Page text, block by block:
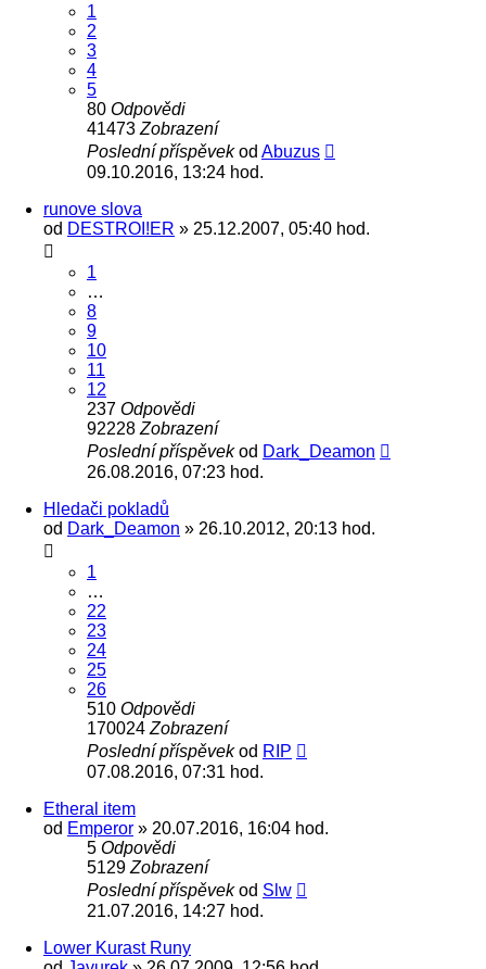
1
2
3
4
5
80 Odpovědi
41473 Zobrazení
Poslední příspěvekod Abuzus
09.10.2016, 13:24 hod.
runove slova
od DESTROI!ER » 25.12.2007, 05:40 hod.
1
…
8
9
10
11
12
237 Odpovědi
92228 Zobrazení
Poslední příspěvekod Dark_Deamon
26.08.2016, 07:23 hod.
Hledači pokladů
od Dark_Deamon » 26.10.2012, 20:13 hod.
1
…
22
23
24
25
26
510 Odpovědi
170024 Zobrazení
Poslední příspěvekod RIP
07.08.2016, 07:31 hod.
Etheral item
od Emperor » 20.07.2016, 16:04 hod.
5 Odpovědi
5129 Zobrazení
Poslední příspěvekod Slw
21.07.2016, 14:27 hod.
Lower Kurast Runy